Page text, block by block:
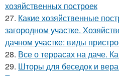
хозяйственных построек
27. Какие хозяйственные
загородном участке.
дачном участке: виды
28. Все о террасах на даче.
29. Шторы для беседок и